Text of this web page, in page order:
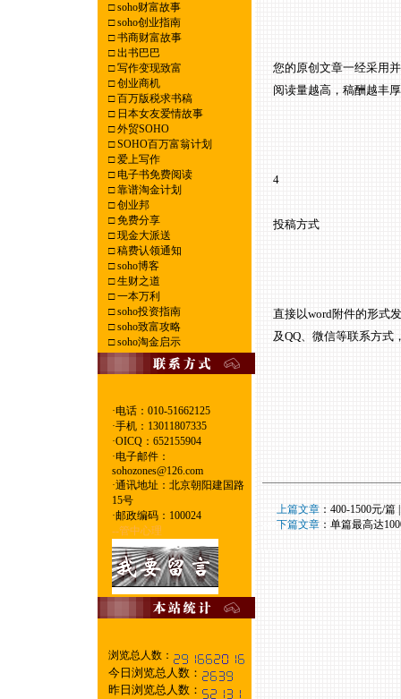
□soho财富故事
□soho创业指南
□书商财富故事
□出书巴巴
□写作变现致富
□创业商机
□百万版税求书稿
□日本女友爱情故事
□外贸SOHO
□SOHO百万富翁计划
□爱上写作
□电子书免费阅读
□靠谱淘金计划
□创业邦
□免费分享
□现金大派送
□稿费认领通知
□soho博客
□生财之道
□一本万利
□soho投资指南
□soho致富攻略
□soho淘金启示
·电话：010-51662125
·手机：13011807335
·OICQ：652155904
·电子邮件：
sohozones@126.com
·通讯地址：北京朝阳建国路
15号
·邮政编码：100024
--管中心理
浏览总人数：
今日浏览总人数：
昨日浏览总人数：
您的原创文章一经采用
阅读量越高，稿酬越丰
4
投稿方式
直接以word附件的形式
及QQ、微信等联系方式
上篇文章： 400-1500元/
下篇文章： 单篇最高达